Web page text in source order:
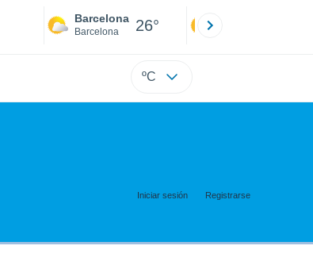
Barcelona
Barcelona 26°
ºC
Iniciar sesión Registrarse